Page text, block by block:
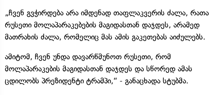
„ჩვენ გვჭირდება არა იმდენად თაფლაკვერის ძალა, რათა
რუსეთი მოლაპარაკებების მაგიდასთან დაჯდეს, არამედ
მათრახის ძალა, რომელიც მას ამის გაკეთებას აიძულებს.
ამიტომ, ჩვენ უნდა დავარწმუნოთ რუსეთი, რომ
მოლაპარაკების მაგიდასთან დაჯდეს და სწორედ ამას
ცდილობს პრეზიდენტი ტრამპი,“ - განაცხადა სტუბმა.